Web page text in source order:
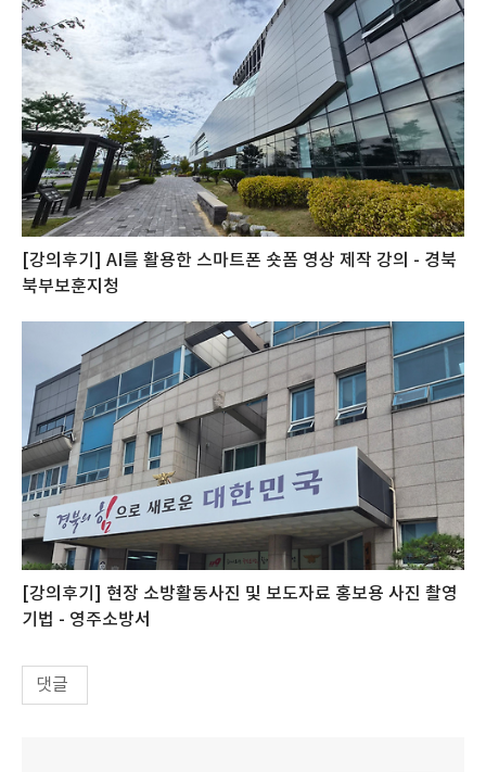
[강의후기] AI를 활용한 스마트폰 숏폼 영상 제작 강의 - 경북
북부보훈지청
[강의후기] 현장 소방활동사진 및 보도자료 홍보용 사진 촬영
기법 - 영주소방서
댓글